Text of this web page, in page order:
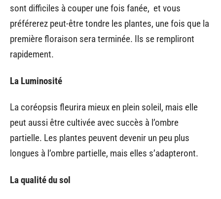
sont difficiles à couper une fois fanée, et vous
préférerez peut-être tondre les plantes, une fois que la
première floraison sera terminée. Ils se rempliront
rapidement.
La Luminosité
La coréopsis fleurira mieux en plein soleil, mais elle
peut aussi être cultivée avec succès à l’ombre
partielle. Les plantes peuvent devenir un peu plus
longues à l’ombre partielle, mais elles s’adapteront.
La qualité du sol